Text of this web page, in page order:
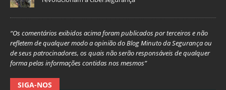
“Os comentários exibidos acima foram publicados por terceiros e não
refletem de qualquer modo a opinião do Blog Minuto da Segurança ou
de seus patrocinadores, os quais não serão responsáveis de qualquer
forma pelas informações contidas nos mesmos”
SIGA-NOS